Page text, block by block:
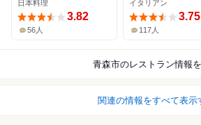
日本料理
3.82
56人
イタリアン
3.75
117人
青森市のレストラン情報
関連の情報をすべて表示